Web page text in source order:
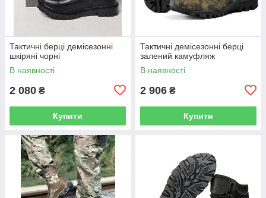
Тактичні берці демісезонні
шкіряні чорні
В наявності
2 080 ₴
Купити
Тактичні демісезонні берці
залений камуфляж
В наявності
2 906 ₴
Купити